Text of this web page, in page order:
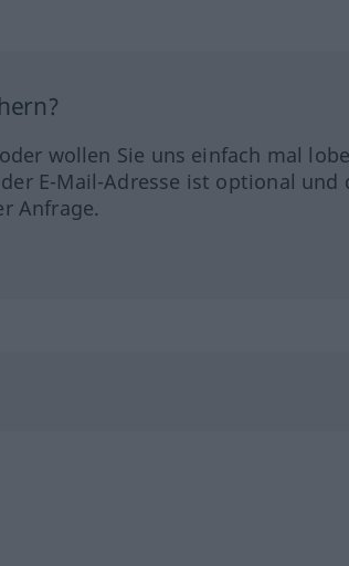
wollen Sie uns einfach mal
E-Mail-Adresse ist optional und
Anfrage.